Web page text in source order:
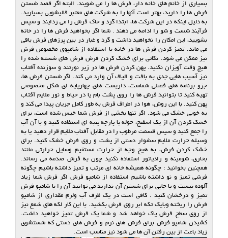
بسیاری از خانم های خانه دار، فرش ها را می شویند. البته اگر قصد شستن
فرش ها را دارید، بهتر است آنها را به شرکت های معتبر قالیشویی بسپارید.
به دلیل اینکه در این شرکت ها، ابتدا گرد و خاک فرش را می زدایند و سپس
فرآیند شست و شو را ادامه می دهند . شما اگر بخواهید فرش ها را در خانه
بشویید، این امکان را نخواهید داشت و گرد و غبار در بین پرزهای فرش باقی
می ماند. تمیز کردن فرش ها در خانه با استفاده از شامپوی مخصوص فرش
نیز ممکن می شود. نکاتی برای خشک کردن فرش فرش های شسته شده را
هیچ وقت آویزان نکنید. پهن کردن فرش ها در زیر نورتند و سوزنده آفتاب
نیز آسیب هایی جدی به بافت و الیاف آن وارد می کند. اگر شستن فرش ها،
جزو برنامه های فصلی شماست، داربست های چهارپایه ای شکل مخصوصی
تهیه کنید تا بتوانید فرش ها را روی پشت بام یا در حیاط و نور ملایم آفتاب
پهن کنید. با این روش، هوا در اطراف فرش به طور کامل جریان پیدا می کند و
به خوبی خشک می شود. اگر تنها بخشی از فرش شما خیس شده است، برای
خشک کردن آن از یک اسفنج، حوله یا پارچه پنبه ای استفاده کنید و با آن آب
را جمع کنید و سپس قسمت مرطوب را در مقابل آفتاب ملایم قرار دهید یا به
وسیله حرارت ملایم سشوار دستی از پشت و روی فرش خشک کنید. برای
خشک کردن فرش، به هیچ وجه از حرارت مستقیم وسایل حرارتی مانند
بخاری، شومینه و رادیاتور استفاده نکنید چون به فرش صدمه می رساند.
همچنین بخوانید : چگونه همیشه خانه ای مرتب و تمیز داشته باشیم چگونه
فرشی تمیز و نو داشته باشیم استفاده از شامپو فرش اگر فرش شما زیاد
آلوده نیست و یا جایی برای شستن آن ندارید می توانید آن را با شامپو فرش
تمیز و درخشان کنید . کافی است در یک ظرف آب ولرم مقداری از شامپو
فرش را ریخته وبایک تکه ابر روی فرش بکشید. با این کار لکه های شمع نیز
از روی سطح فرش پاک خواهد شد و شما یک فرش تمیز خواهید داشت.
کشیدن شامپو فرش برای فرش های نرم و فرش های دستی که شستشوی
زیاد باعث از بین رفتن آن ها می شود نیز مناسب است.